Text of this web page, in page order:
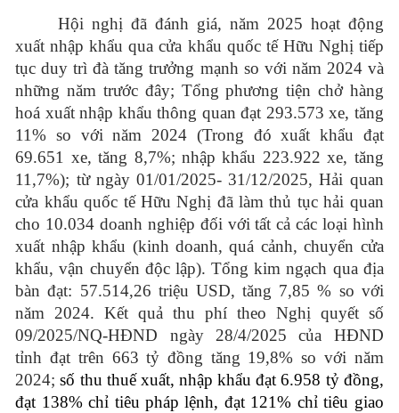
Hội nghị đã đánh giá, năm 2025 hoạt động
xuất nhập khẩu qua cửa khẩu quốc tế Hữu Nghị tiếp
tục duy trì đà tăng trưởng mạnh so với năm 2024 và
những năm trước đây; Tổng phương tiện chở hàng
hoá xuất nhập khẩu thông quan đạt 293.573 xe, tăng
11% so với năm 2024 (Trong đó xuất khẩu đạt
69.651 xe, tăng 8,7%; nhập khẩu 223.922 xe, tăng
11,7%); từ ngày 01/01/2025- 31/12/2025, Hải quan
cửa khẩu quốc tế Hữu Nghị đã làm thủ tục hải quan
cho 10.034 doanh nghiệp đối với tất cả các loại hình
xuất nhập khẩu (kinh doanh, quá cảnh, chuyển cửa
khẩu, vận chuyển độc lập). Tổng kim ngạch qua địa
bàn đạt: 57.514,26 triệu USD, tăng 7,85 % so với
năm 2024. Kết quả thu phí theo Nghị quyết số
09/2025/NQ-HĐND ngày 28/4/2025 của HĐND
tỉnh đạt trên 663 tỷ đồng tăng 19,8% so với năm
2024;số thu thuế xuất, nhập khẩu đạt 6.958 tỷ đồng,
đạt 138% chỉ tiêu pháp lệnh, đạt 121% chỉ tiêu giao